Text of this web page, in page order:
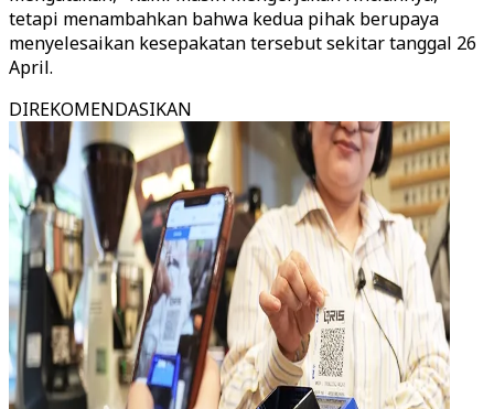
tetapi menambahkan bahwa kedua pihak berupaya
menyelesaikan kesepakatan tersebut sekitar tanggal 26
April.
DIREKOMENDASIKAN